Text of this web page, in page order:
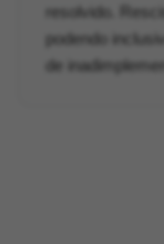
resolvido.
podendo
de